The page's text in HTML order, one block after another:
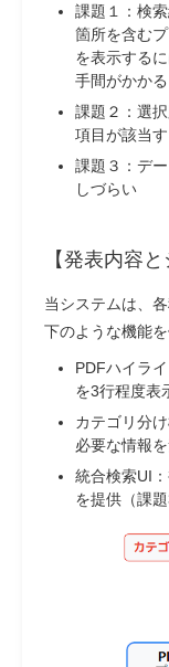
課題１：検
箇所を含む
を表示する
手間がかかる
課題２：選
項目が該当
課題３：デ
しづらい
【発表内容
当システムは、
下のような機能を
PDFハイライ
を3行程度表
カテゴリ分け
必要な情報
統合検索UI：
を提供（課題